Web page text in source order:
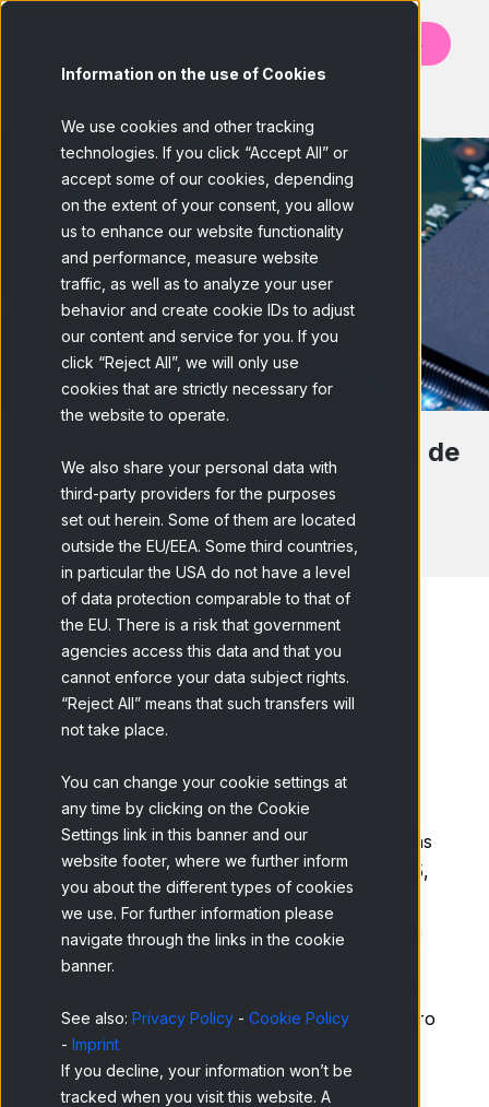
Information on the use of Cookies
We use cookies and other tracking
technologies. If you click “Accept All” or
accept some of our cookies, depending
on the extent of your consent, you allow
us to enhance our website functionality
and performance, measure website
traffic, as well as to analyze your user
behavior and create cookie IDs to adjust
our content and service for you. If you
click “Reject All”, we will only use
cookies that are strictly necessary for
the website to operate.
We also share your personal data with
third-party providers for the purposes
set out herein. Some of them are located
outside the EU/EEA. Some third countries,
in particular the USA do not have a level
of data protection comparable to that of
the EU. There is a risk that government
agencies access this data and that you
cannot enforce your data subject rights.
“Reject All” means that such transfers will
not take place.
You can change your cookie settings at
any time by clicking on the Cookie
Settings link in this banner and our
website footer, where we further inform
you about the different types of cookies
we use. For further information please
navigate through the links in the cookie
banner.
See also: Privacy Policy - Cookie Policy
- Imprint
If you decline, your information won’t be
tracked when you visit this website. A
Contáctanos
Tendencias en la Investigación de
Mercados para el 2025
Home Blog Tendencias en la...
constante evolución, impulsada por los
avances tecnológicos, las expectativas
cambiantes de los consumidores y las nuevas
normativas sobre privacidad. De cara a 2025,
identificar y adoptar las
investigación de mercados
será clave para
mantenerse competitivo en un entorno en
principales tendencias que marcarán el futuro
del sector y cómo aprovecharlas para
obtener insights más valiosos.